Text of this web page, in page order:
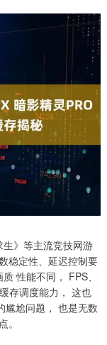
》等主流竞技网游
稳定性、延迟控制要
性能不同， FPS、
存调度能力， 这也
尴尬问题， 也是无数
。